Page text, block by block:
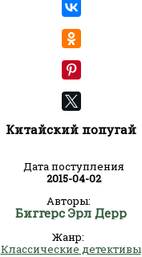
Китайский попугай
Дата поступления
2015-04-02
Авторы:
Биггерс Эрл Дерр
Жанр:
Классические детективы